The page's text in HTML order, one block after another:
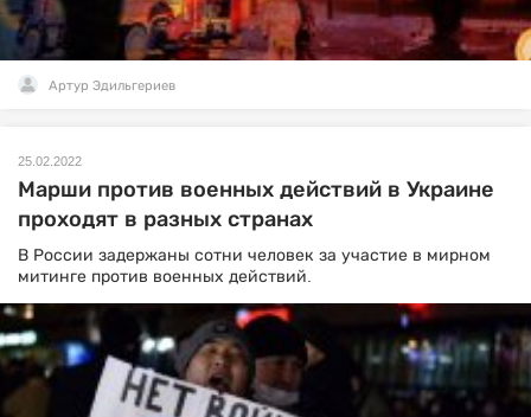
Артур Эдильгериев
25.02.2022
Марши против военных действий в Украине
проходят в разных странах
В России задержаны сотни человек за участие в мирном
митинге против военных действий.